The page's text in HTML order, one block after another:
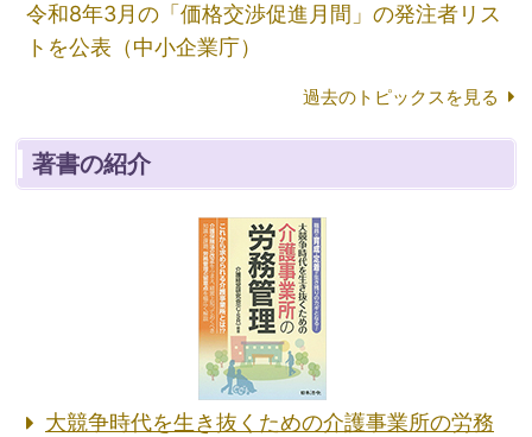
令和8年3月の「価格交渉促進月間」の発注者リス
トを公表（中小企業庁）
過去のトピックスを見る
著書の紹介
大競争時代を生き抜くための介護事業所の労務